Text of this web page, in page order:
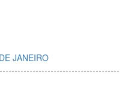
JANEIRO